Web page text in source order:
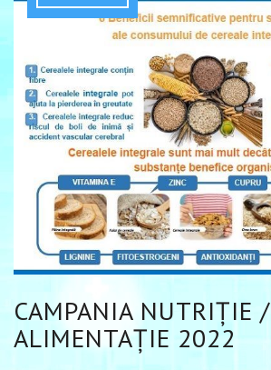
CAMPANIA NUTRIȚIE /
ALIMENTAȚIE 2022